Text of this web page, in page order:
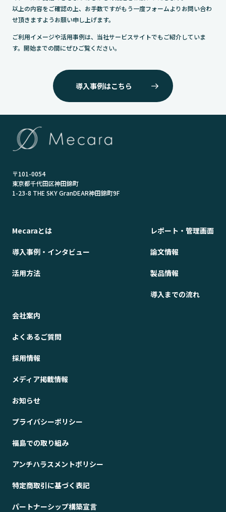
以上の内容をご確認の上、お手数ですがもう一度フォームよりお問い合わ
せ頂きますようお願い申し上げます。
ご利用イメージや活用事例は、当社サービスサイトでもご紹介していま
す。開始までの間にぜひご覧ください。
導入事例はこちら
〒101-0054
東京都千代田区神田錦町
1-23-8 THE SKY GranDEAR神田錦町9F
Mecaraとは
導入事例・インタビュー
活用方法
レポート・管理画面
論文情報
製品情報
導入までの流れ
会社案内
よくあるご質問
採用情報
メディア掲載情報
お知らせ
プライバシーポリシー
福島での取り組み
アンチハラスメントポリシー
特定商取引に基づく表記
パートナーシップ構築宣言